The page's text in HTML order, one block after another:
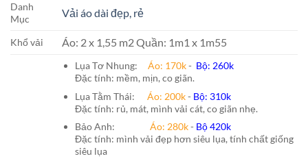
Danh
Mục
Vải áo dài đẹp, rẻ
Khổ vải Áo: 2 x 1,55 m2 Quần: 1m1 x 1m55
Lụa Tơ Nhung: Áo: 170k- Bộ: 260k
Đặc tính: mềm, mịn, co giãn.
Lụa Tằm Thái: Áo: 200k- Bộ: 310k
Đặc tính: rủ, mát, mình vải cát, co giãn nhẹ.
Bảo Anh: Áo: 280k- Bộ 420k
Đặc tính: mình vải đẹp hơn siêu lụa, tính chất giống
siêu lụa